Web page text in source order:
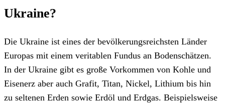
Ukraine?
Die Ukraine ist eines der bevölkerungsreichsten Länder
Europas mit einem veritablen Fundus an Bodenschätzen.
In der Ukraine gibt es große Vorkommen von Kohle und
Eisenerz aber auch Grafit, Titan, Nickel, Lithium bis hin
zu seltenen Erden sowie Erdöl und Erdgas. Beispielsweise